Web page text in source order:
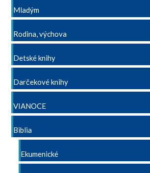
Mladým
Rodina, výchova
Detské knihy
Darčekové knihy
VIANOCE
Biblia
Ekumenické